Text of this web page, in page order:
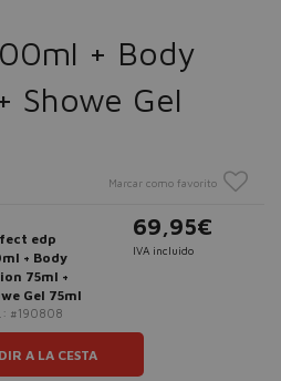
+ Body
Showe Gel
Marcar como favorito
edp
+ Body
75ml +
Gel 75ml
#190808
69,95€
IVA incluido
A LA CESTA